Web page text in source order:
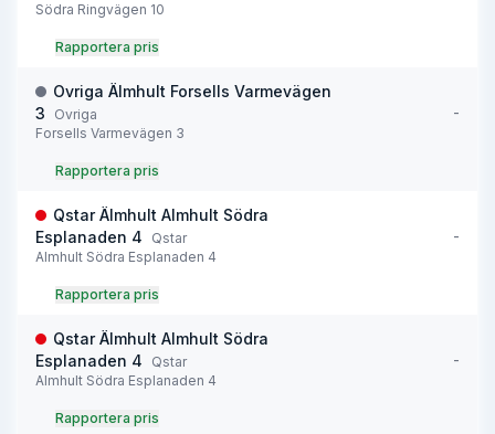
Södra Ringvägen 10
Rapportera pris
Ovriga Älmhult Forsells Varmevägen
3
Ovriga
Forsells Varmevägen 3
-
Rapportera pris
Qstar Älmhult Almhult Södra
Esplanaden 4
Qstar
Almhult Södra Esplanaden 4
-
Rapportera pris
Qstar Älmhult Almhult Södra
Esplanaden 4
Qstar
Almhult Södra Esplanaden 4
-
Rapportera pris